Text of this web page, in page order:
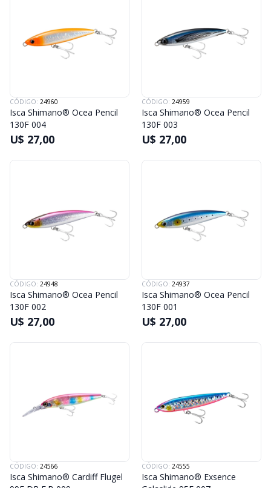
CÓDIGO: 24960
Isca Shimano® Ocea Pencil
130F 004
U$ 27,00
CÓDIGO: 24959
Isca Shimano® Ocea Pencil
130F 003
U$ 27,00
CÓDIGO: 24948
Isca Shimano® Ocea Pencil
130F 002
U$ 27,00
CÓDIGO: 24937
Isca Shimano® Ocea Pencil
130F 001
U$ 27,00
CÓDIGO: 24566
Isca Shimano® Cardiff Flugel
CÓDIGO: 24555
Isca Shimano® Exsence